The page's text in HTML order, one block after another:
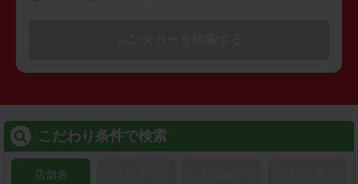
こだわり条件で検索
店舗名